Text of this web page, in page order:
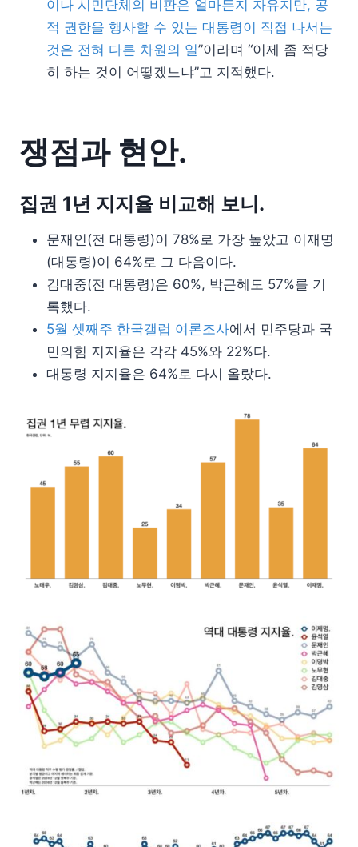
이나 시민단체의 비판은 얼마든지 자유지만, 공
적 권한을 행사할 수 있는 대통령이 직접 나서는
것은 전혀 다른 차원의 일”이라며 “이제 좀 적당
히 하는 것이 어떻겠느냐”고 지적했다.
쟁점과 현안.
집권 1년 지지율 비교해 보니.
문재인(전 대통령)이 78%로 가장 높았고 이재명
(대통령)이 64%로 그 다음이다.
김대중(전 대통령)은 60%, 박근혜도 57%를 기
록했다.
5월 셋째주 한국갤럽 여론조사에서 민주당과 국
민의힘 지지율은 각각 45%와 22%다.
대통령 지지율은 64%로 다시 올랐다.